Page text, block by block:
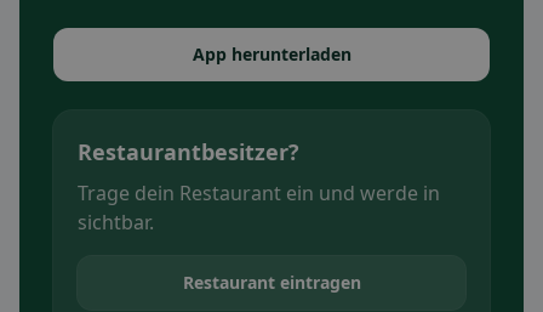
App herunterladen
Restaurantbesitzer?
Trage dein Restaurant ein und werde in
sichtbar.
Restaurant eintragen